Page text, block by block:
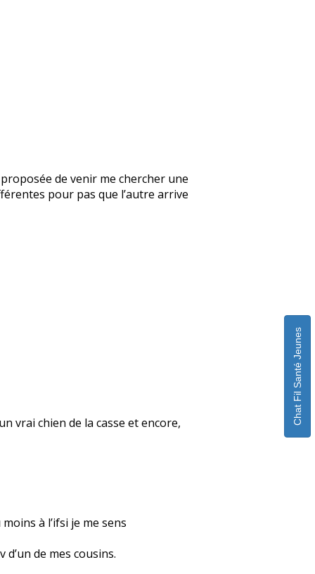
de venir me chercher une
pour pas que l’autre arrive
vrai chien de la casse et encore,
à l’ifsi je me sens
de mes cousins.
Chat Fil Santé Jeunes